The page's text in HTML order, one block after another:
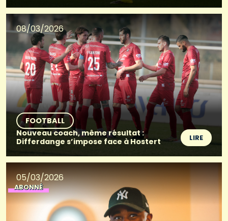
08/03/2026
FOOTBALL
Nouveau coach, même résultat :
Differdange s’impose face à Hostert
LIRE
05/03/2026
ABONNÉ